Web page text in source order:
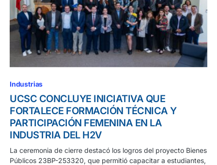
Industrias
UCSC CONCLUYE INICIATIVA QUE
FORTALECE FORMACIÓN TÉCNICA Y
PARTICIPACIÓN FEMENINA EN LA
INDUSTRIA DEL H2V
La ceremonia de cierre destacó los logros del proyecto Bienes
Públicos 23BP-253320, que permitió capacitar a estudiantes,